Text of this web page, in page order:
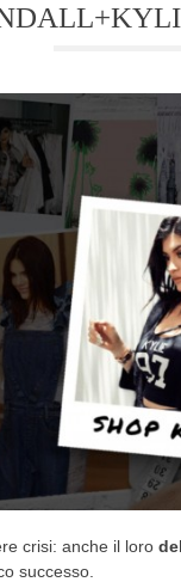
crisi: anche il loro
successo.